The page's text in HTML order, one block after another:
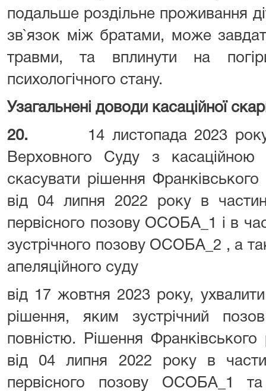
подальше роздільне проживання
зв`язок між братами, може
травми, та вплинути на
психологічного стану.
Узагальнені доводи касаційної
20. 14 листопада 2023
Верховного Суду з
скасувати рішення
від 04 липня 2022 року в
первісного позову ОСОБА_1 і в
зустрічного позову ОСОБА_2 , а
апеляційного суду
від 17 жовтня 2023 року,
рішення, яким зустрічний
повністю. Рішення
від 04 липня 2022 року в
первісного позову ОСОБА_1 та